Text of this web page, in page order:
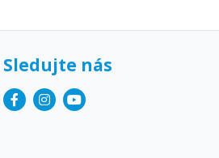
Sledujte nás